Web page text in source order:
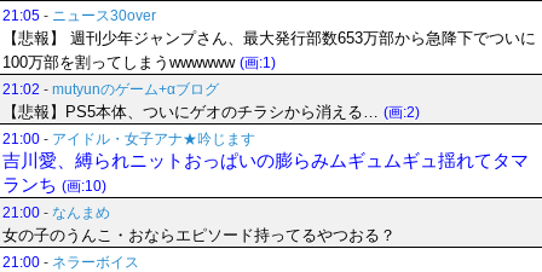
21:05 - ニュース30over
【悲報】 週刊少年ジャンプさん、最大発行部数653万部から急降下でついに
100万部を割ってしまうwwwwww (画:1)
21:02 - mutyunのゲーム+αブログ
【悲報】PS5本体、ついにゲオのチラシから消える… (画:2)
21:00 - アイドル・女子アナ★吟じます
吉川愛、縛られニットおっぱいの膨らみムギュムギュ揺れてタマ
ランち (画:10)
21:00 - なんまめ
女の子のうんこ・おならエピソード持ってるやつおる？
21:00 - ネラーボイス